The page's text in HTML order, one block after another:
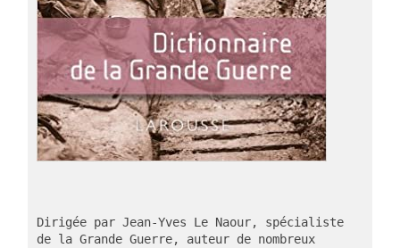
Dirigée par Jean-Yves Le Naour, spécialiste
de la Grande Guerre, auteur de nombreux